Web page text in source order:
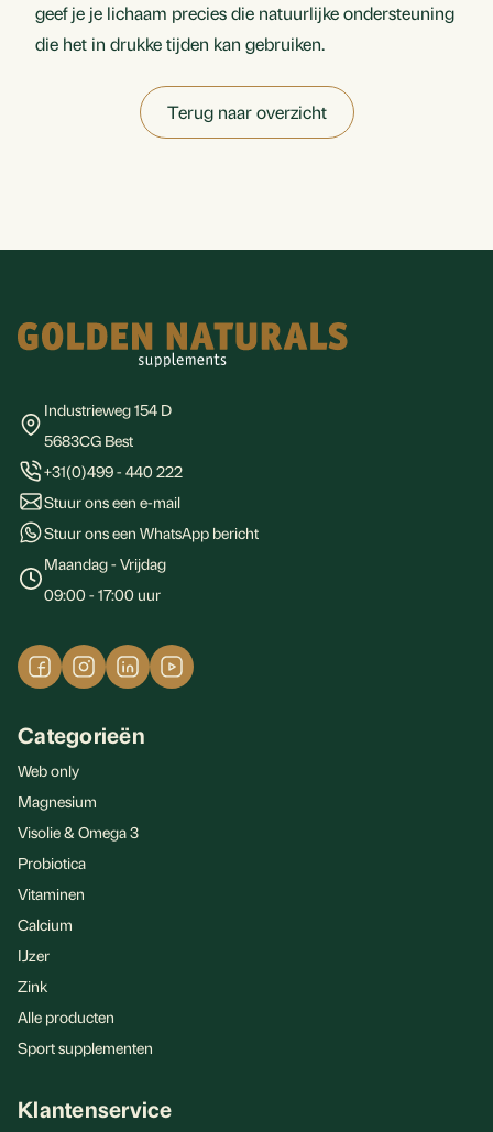
geef je je lichaam precies die natuurlijke ondersteuning
die het in drukke tijden kan gebruiken.
Terug naar overzicht
Industrieweg 154 D
5683CG Best
+31(0)499 - 440 222
Stuur ons een e-mail
Stuur ons een WhatsApp bericht
Maandag - Vrijdag
09:00 - 17:00 uur
Categorieën
Web only
Magnesium
Visolie & Omega 3
Probiotica
Vitaminen
Calcium
IJzer
Zink
Alle producten
Sport supplementen
Klantenservice